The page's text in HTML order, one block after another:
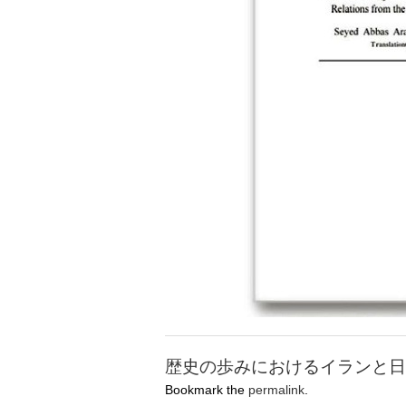
歴史の歩みにおけるイランと
Bookmark the permalink